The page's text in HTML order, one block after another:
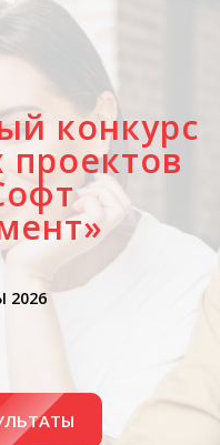
конкурс
проектов